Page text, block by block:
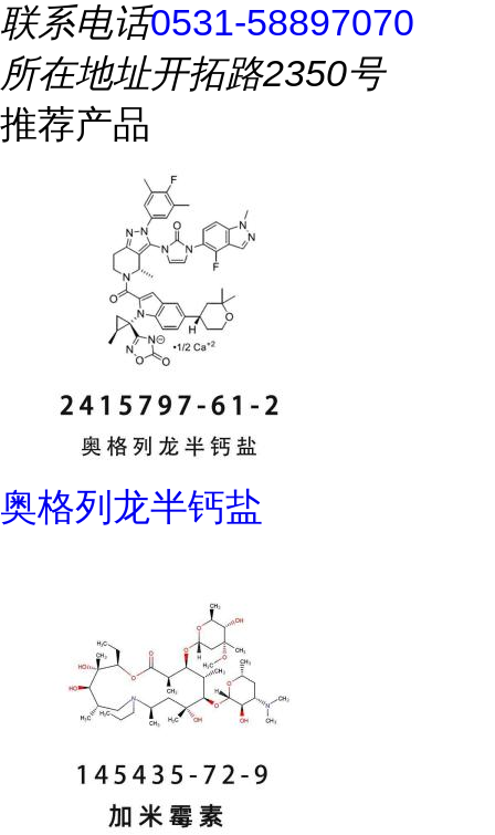
联系电话0531-58897070
所在地址开拓路2350号
推荐产品
奥格列龙半钙盐